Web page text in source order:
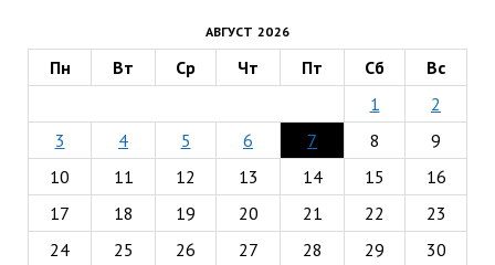
АВГУСТ 2026
Пн Вт Ср Чт Пт Сб
Вс
1
2
3
4 5 6 7 8
9
10
11 12 13 14 15
16
17
18 19 20 21 22
23
24
25 26 27 28 29 30